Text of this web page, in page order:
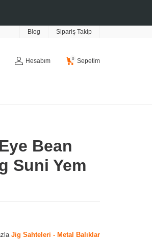
Blog Sipariş Takip
Hesabım 0 Sepetim
Bean
Suni Yem
Jig Sahteleri - Metal Balıklar